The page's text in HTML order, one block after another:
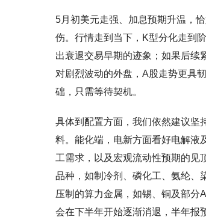
5月初美元走强、加息预期升温，
伤。行情走到当下，K型分化走到
出衰退交易早期的迹象；如果后续
对剧烈波动的外盘，A股走势更具
础，只需等待契机。
具体到配置方面，我们依然建议坚
料。能化端，电新方面看好电解液
工需求，以及宏观流动性预期的见
品种，如制冷剂、磷化工、氨纶、
压制的算力金属，如锡、铜及部分
会在下半年开始逐渐消退，半年报